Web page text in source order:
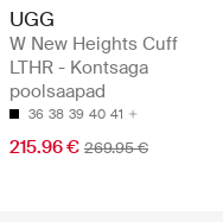
UGG
W New Heights Cuff
LTHR - Kontsaga
poolsaapad
36 38 39 40 41
215.96 € 269.95 €